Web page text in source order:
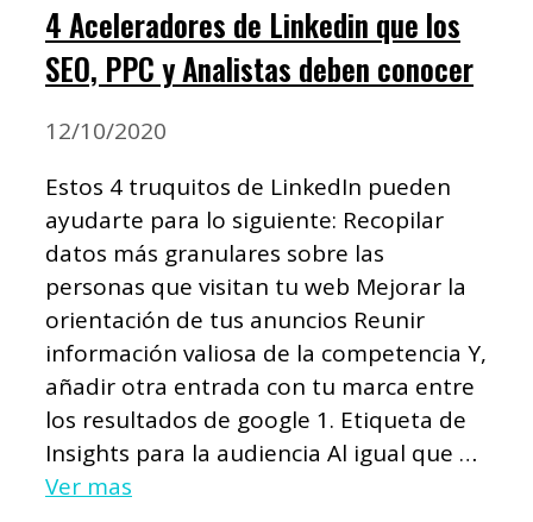
4 Aceleradores de Linkedin que los
SEO, PPC y Analistas deben conocer
12/10/2020
Estos 4 truquitos de LinkedIn pueden
ayudarte para lo siguiente: Recopilar
datos más granulares sobre las
personas que visitan tu web Mejorar la
orientación de tus anuncios Reunir
información valiosa de la competencia Y,
añadir otra entrada con tu marca entre
los resultados de google 1. Etiqueta de
Insights para la audiencia Al igual que …
Ver mas